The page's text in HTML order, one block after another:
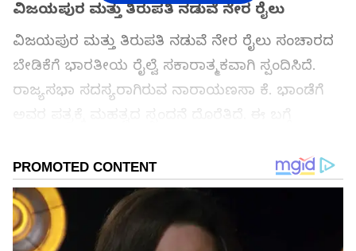
ವಿಜಯಪುರ ಮತ್ತು ತಿರುಪತಿ ನಡುವೆ ನೇರ ರೈಲು
ವಿಜಯಪುರ ಮತ್ತು ತಿರುಪತಿ ನಡುವೆ ನೇರ ರೈಲು ಸಂಚಾರದ
ಬೇಡಿಕೆಗೆ ಭಾರತೀಯ ರೈಲ್ವೆ ಸಕಾರಾತ್ಮಕವಾಗಿ ಸ್ಪಂದಿಸಿದೆ.
ರಾಜ್ಯಸಭಾ ಸದಸ್ಯರಾಗಿರುವ ನಾರಾಯಣಸಾ ಕೆ. ಭಾಂಡೆಗೆ
ಬರೆದುಕೊಂಡಿದ್ದಾರೆ.
ಸಮಗ್ರ ಸುದ್ದಿ ಮೂಲವನ್ನಾಗಿ asianet suvarna news ಅನ್ನು
ಆಯ್ಕೆ ಮಾಡಿಕೊಳ್ಳಿ